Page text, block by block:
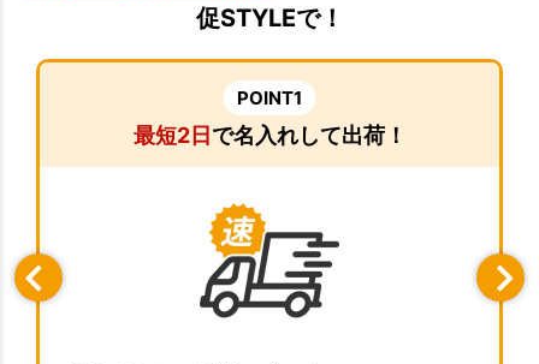
促STYLEで！
POINT1
最短2日 で名入れして出荷！